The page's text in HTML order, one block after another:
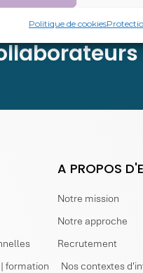
Politique de cookies
formation
A PROPOS
Notre mission
Notre approche
Recrutement
Nos contextes